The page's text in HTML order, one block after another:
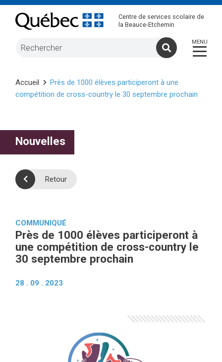
Centre de services scolaire de
la Beauce-Etchemin
Accueil
Près de 1000 élèves participeront à une
compétition de cross-country le 30 septembre prochain
Nouvelles
Retour
COMMUNIQUÉ
Près de 1000 élèves participeront à
une compétition de cross-country le
30 septembre prochain
28 . 09 . 2023